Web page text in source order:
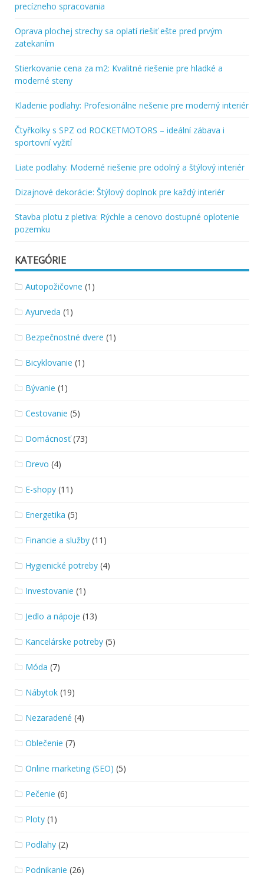
precízneho spracovania
Oprava plochej strechy sa oplatí riešiť ešte pred prvým
zatekaním
Stierkovanie cena za m2: Kvalitné riešenie pre hladké a
moderné steny
Kladenie podlahy: Profesionálne riešenie pre moderný interiér
Čtyřkolky s SPZ od ROCKETMOTORS – ideální zábava i
sportovní vyžití
Liate podlahy: Moderné riešenie pre odolný a štýlový interiér
Dizajnové dekorácie: Štýlový doplnok pre každý interiér
Stavba plotu z pletiva: Rýchle a cenovo dostupné oplotenie
pozemku
KATEGÓRIE
Autopožičovne (1)
Ayurveda (1)
Bezpečnostné dvere (1)
Bicyklovanie (1)
Bývanie (1)
Cestovanie (5)
Domácnosť(73)
Drevo (4)
E-shopy (11)
Energetika (5)
Financie a služby (11)
Hygienické potreby (4)
Investovanie (1)
Jedlo a nápoje (13)
Kancelárske potreby (5)
Móda (7)
Nábytok (19)
Nezaradené (4)
Oblečenie (7)
Online marketing (SEO) (5)
Pečenie (6)
Ploty (1)
Podlahy (2)
Podnikanie (26)